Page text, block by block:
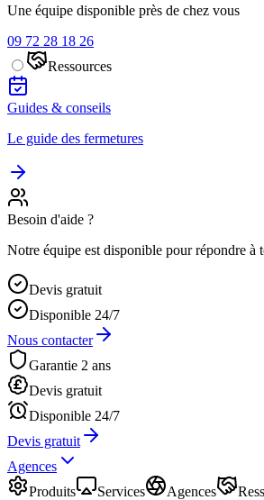
Une équipe disponible près de chez vous
09 72 28 18 26
Ressources
Guides & conseils
Le guide des fermetures
Besoin d'aide ?
Notre équipe est disponible pour répondre à
Devis gratuit
Disponible 24/7
Nous contacter
Garantie 2 ans
Devis gratuit
Disponible 24/7
Devis gratuit
Agences
Produits
Services Agences